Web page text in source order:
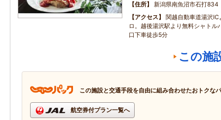
住所
新潟県南魚沼市石打834
アクセス
関越自動車道湯沢
ロ。越後湯沢駅より無料シャトル
口下車徒歩5分
この施
この施設と交通手段を自由に組み合わせたおトクな
航空券付プラン一覧へ